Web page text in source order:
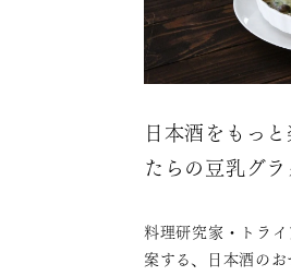
日本酒をもっ
たらの豆乳グラ
料理研究家・トラ
案する、日本酒の